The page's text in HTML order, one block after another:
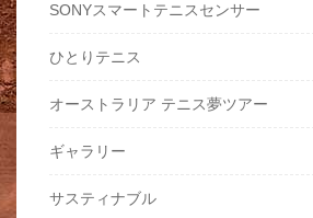
SONYスマートテニスセンサー
ひとりテニス
オーストラリア テニス夢ツアー
ギャラリー
サスティナブル